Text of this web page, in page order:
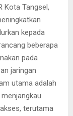
Kota Tangsel,
kepada
beberapa
pada
jaringan
utama adalah
terutama